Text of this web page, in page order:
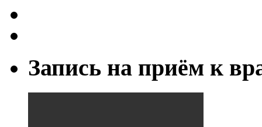
Запись на приём к